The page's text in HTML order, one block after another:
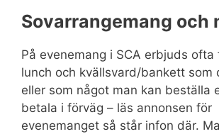
Sovarrangemang och
På evenemang i SCA erbjuds ofta
lunch och kvällsvard/bankett som
eller som något man kan beställa
betala i förväg – läs annonsen för
evenemanget så står infon där.